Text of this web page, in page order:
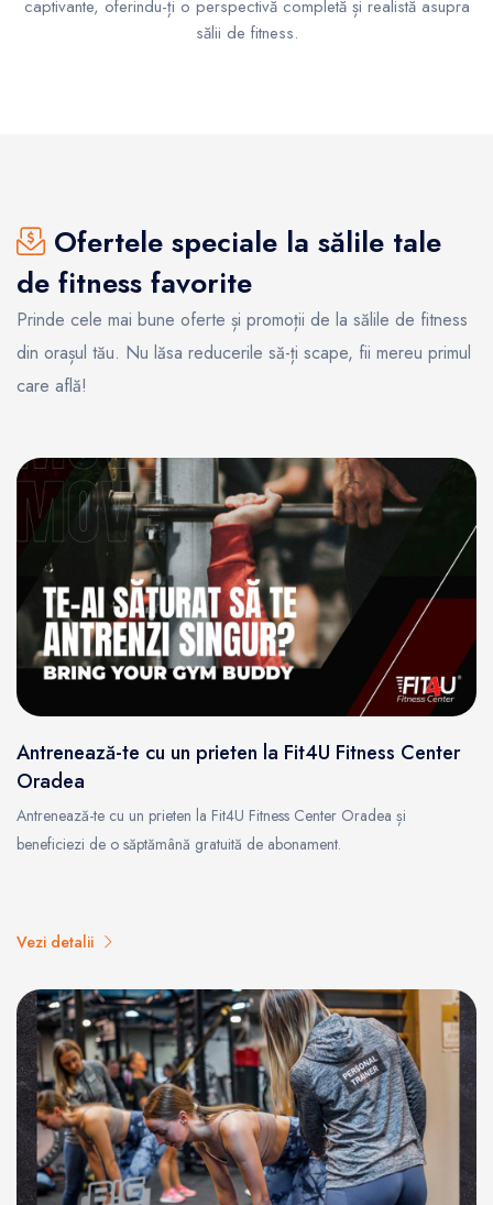
captivante, oferindu-ți o perspectivă completă și realistă asupra
sălii de fitness.
Ofertele speciale la sălile tale
de fitness favorite
Prinde cele mai bune oferte și promoții de la sălile de fitness
din orașul tău. Nu lăsa reducerile să-ți scape, fii mereu primul
care află!
Antrenează-te cu un prieten la Fit4U Fitness Center
Oradea
Antrenează-te cu un prieten la Fit4U Fitness Center Oradea și
beneficiezi de o săptămână gratuită de abonament.
Vezi detalii